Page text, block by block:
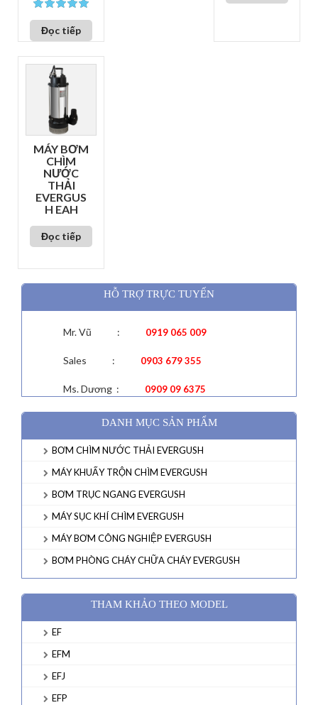
trên 5
Đọc tiếp
MÁY BƠM
CHÌM
NƯỚC
THẢI
EVERGUS
H EAH
Đọc tiếp
HỖ TRỢ TRỰC TUYẾN
Mr. Vũ : 0919 065 009
Sales : 0903 679 355
Ms. Dương : 0909 09 6375
DANH MỤC SẢN PHẨM
BƠM CHÌM NƯỚC THẢI EVERGUSH
MÁY KHUẤY TRỘN CHÌM EVERGUSH
BƠM TRỤC NGANG EVERGUSH
MÁY SỤC KHÍ CHÌM EVERGUSH
MÁY BƠM CÔNG NGHIỆP EVERGUSH
BƠM PHÒNG CHÁY CHỮA CHÁY EVERGUSH
THAM KHẢO THEO MODEL
EF
EFM
EFJ
EFP